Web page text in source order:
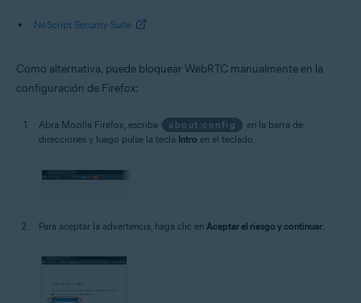
NoScript Security Suite
Como alternativa, puede bloquear WebRTC manualmente en la
configuración de Firefox:
Abra Mozilla Firefox, escriba about:config
en la barra de
direcciones y luego pulse la tecla Intro en el teclado.
Para aceptar la advertencia, haga clic en Aceptar el riesgo y continuar